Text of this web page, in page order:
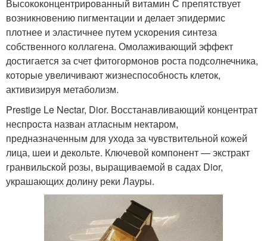
Высококонцентрированный витамин С препятствует
возникновению пигментации и делает эпидермис
плотнее и эластичнее путем ускорения синтеза
собственного коллагена. Омолаживающий эффект
достигается за счет фитогормонов роста подсолнечника,
которые увеличивают жизнеспособность клеток,
активизируя метаболизм.
Prestige Le Nectar, Dior. Восстанавливающий концентрат
неспроста назван атласным нектаром,
предназначенным для ухода за чувствительной кожей
лица, шеи и декольте. Ключевой компонент — экстракт
гранвильской розы, выращиваемой в садах Dior,
украшающих долину реки Лауры.